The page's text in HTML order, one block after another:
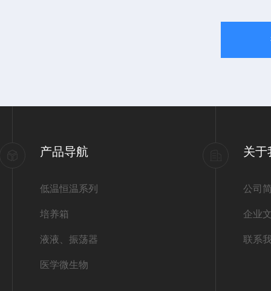
产品导航
低温恒温系列
培养箱
液液、振荡器
医学微生物
关于
公司
企业
联系